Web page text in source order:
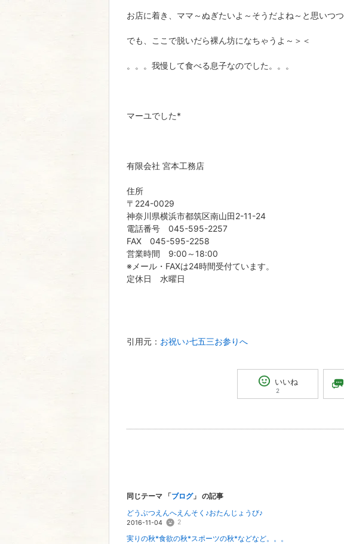
お店に着き、ママ～ぬぎたいよ～そうだよね～と思いつつ
でも、ここで脱いだら裸ん坊になちゃうよ～＞＜
。。。我慢して食べる息子なのでした。。。
マーユでした*
有限会社 宮本工務店
住所
〒224-0029
神奈川県横浜市都筑区南山田2-11-24
電話番号 045-595-2257
FAX 045-595-2258
営業時間 9:00～18:00
※メール・FAXは24時間受付ています。
定休日 水曜日
引用元： お祝い♪七五三お参りへ
いいね
2
同じテーマ 「ブログ」 の記事
どうぶつえんへえんそく♪おたんじょうび♪
2016-11-04 2
実りの秋*食欲の秋*スポーツの秋*などなど。。。